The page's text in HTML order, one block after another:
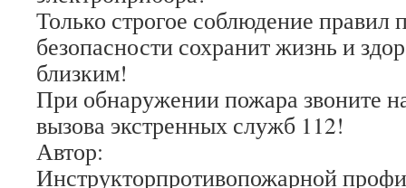
Только строгое соблюдение правил
безопасности сохранит жизнь и
близким!
При обнаружении пожара звоните
вызова экстренных служб 112!
Автор:
Инструкторпротивопожарной